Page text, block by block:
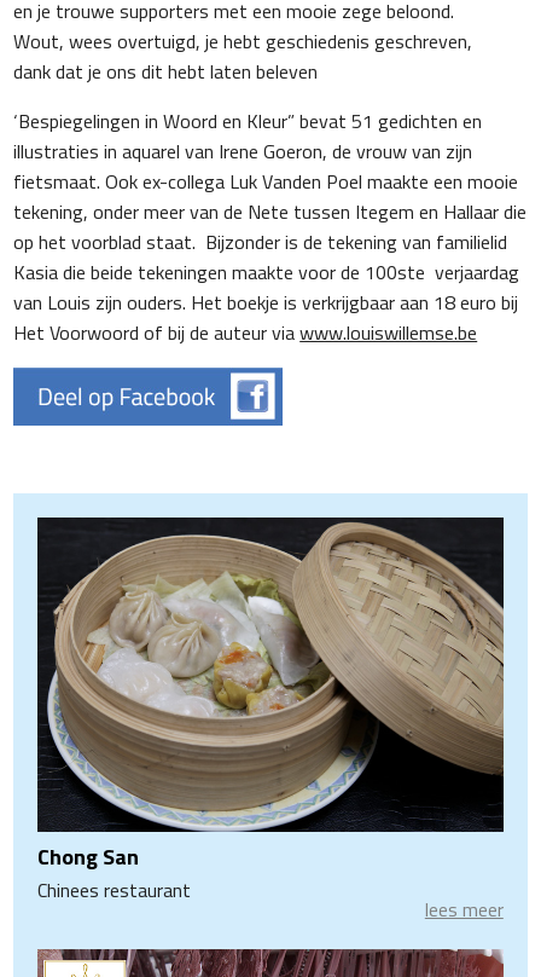
en je trouwe supporters met een mooie zege beloond.
Wout, wees overtuigd, je hebt geschiedenis geschreven,
dank dat je ons dit hebt laten beleven
‘Bespiegelingen in Woord en Kleur” bevat 51 gedichten en
illustraties in aquarel van Irene Goeron, de vrouw van zijn
fietsmaat. Ook ex-collega Luk Vanden Poel maakte een mooie
tekening, onder meer van de Nete tussen Itegem en Hallaar die
op het voorblad staat. Bijzonder is de tekening van familielid
Kasia die beide tekeningen maakte voor de 100ste verjaardag
van Louis zijn ouders. Het boekje is verkrijgbaar aan 18 euro bij
Het Voorwoord of bij de auteur viawww.louiswillemse.be
Chong San
Chinees restaurant
lees meer